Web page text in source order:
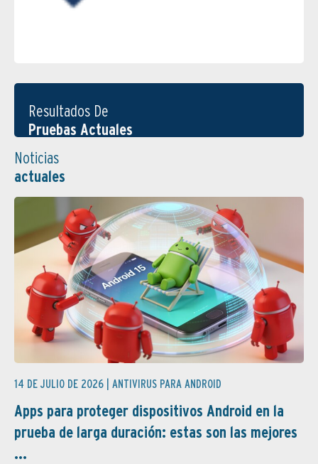
Resultados De
Pruebas Actuales
Noticias
actuales
14 DE JULIO DE 2026 | ANTIVIRUS PARA ANDROID
Apps para proteger dispositivos Android en la
prueba de larga duración: estas son las mejores
...